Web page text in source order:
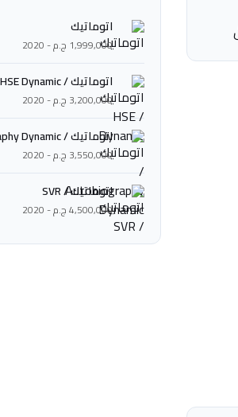
اتوماتيك
1,999,000 ج.م - 2020
اتوماتيك / HSE Dynamic
3,200,000 ج.م - 2020
اتوماتيك / Autobiography Dynamic
3,550,000 ج.م - 2020
اتوماتيك / SVR
4,500,000 ج.م - 2020